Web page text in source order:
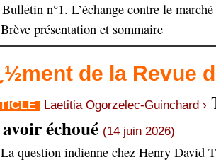
Bulletin n°1. L’échange contre le marché
présentation et sommaire
de la Revue
Laetitia Ogorzelec-Guinchard ›
échoué (14 juin 2026)
La question indienne chez Henry David